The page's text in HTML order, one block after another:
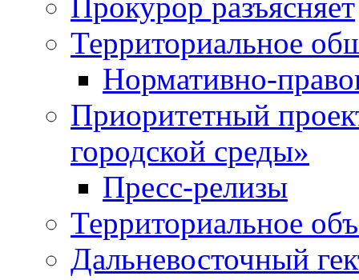
Прокурор разъясняет
Территориальное
Нормативно-
Приоритетный
городской среды»
Пресс-релизы
Территориальное
Дальневосточный